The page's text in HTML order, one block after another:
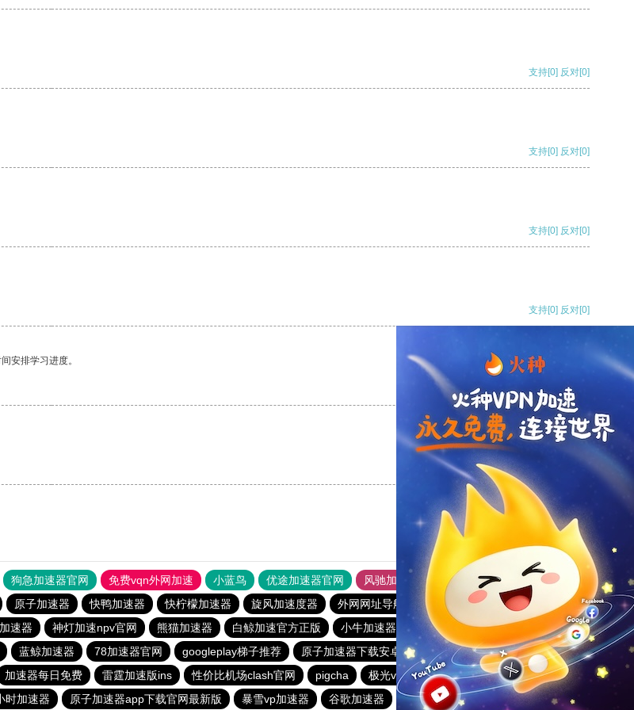
支持[0] 反对[0]
支持[0] 反对[0]
支持[0] 反对[0]
支持[0] 反对[0]
安排学习进度。
支持 反对
[0]
狗急加速器官网 免费vqn外网加速 小蓝鸟 优途加速器官网 风驰加速器
旋风加速器
原子加速器 快鸭加速器 快柠檬加速器 旋风加速度器 外网网址导航 软件中心 雷霆加速
狂飙加速器
速器 神灯加速npv官网 熊猫加速器 白鲸加速官方正版 小牛加速器 速云梯加速器官网
蜜蜂加速器
蓝鲸加速器 78加速器官网 googleplay梯子推荐 原子加速器下载安卓
安易加速器下载官网最新版2024
加速器每日免费 雷霆加速版ins 性价比机场clash官网 pigcha 极光vp官网
雷霆加器速
时加速器 原子加速器app下载官网最新版 暴雪vp加速器 谷歌加速器 梯子app 雷轰加速 快柠檬app下载